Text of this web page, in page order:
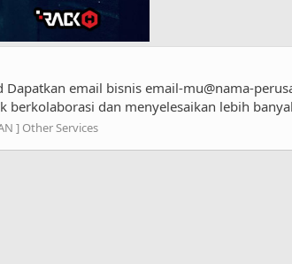
Dapatkan email bisnis email-mu@nama-
dan menyelesaikan lebih
] Other Services